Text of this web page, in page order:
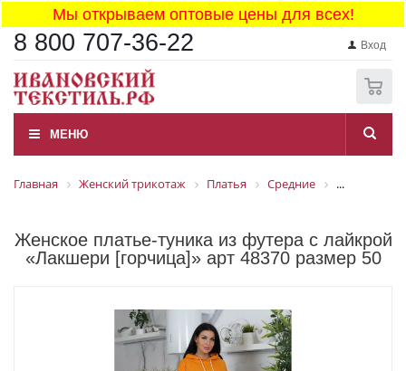
Мы открываем оптовые цены для всех!
8 800 707-36-22 Вход
МЕНЮ
Главная Женский трикотаж Платья Средние ...
Женское платье-туника из футера с лайкрой
«Лакшери [горчица]» арт 48370 размер 50